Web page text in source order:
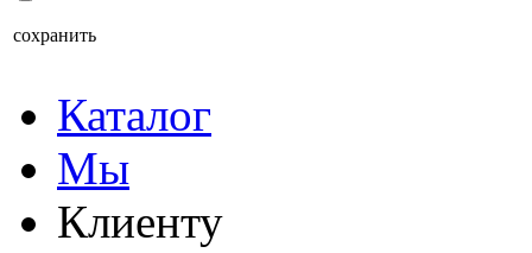
сохранить
Каталог
Мы
Клиенту